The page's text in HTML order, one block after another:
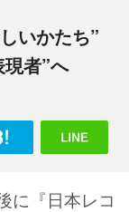
いかたち”
者”へ
に『日本レコ